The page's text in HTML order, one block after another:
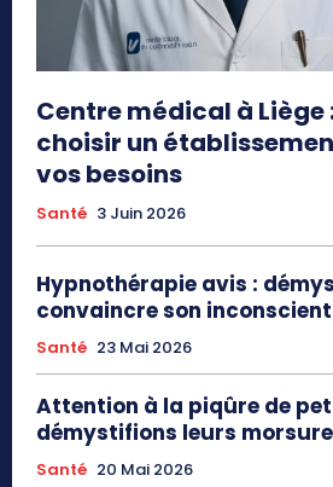
Centre médical à
choisir un
vos besoins
Santé 3 Juin 2026
Hypnothérapie avis :
convaincre son inconscient
Santé 23 Mai 2026
Attention à la piqûre de
démystifions leurs
Santé 20 Mai 2026